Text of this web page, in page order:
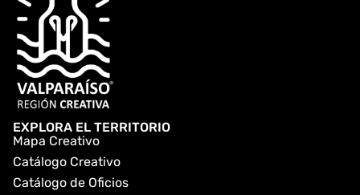
EXPLORA EL TERRITORIO
Mapa Creativo
Catálogo Creativo
Catálogo de Oficios